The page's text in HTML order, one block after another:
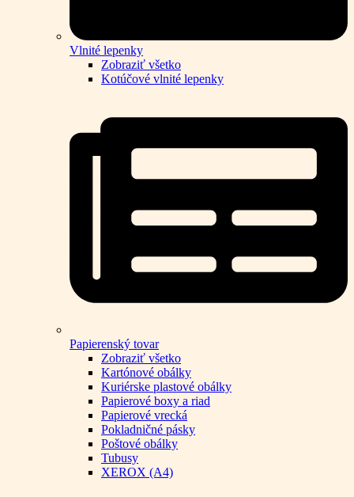
Vlnité lepenky
Zobraziť všetko
Kotúčové vlnité lepenky
Papierenský tovar
Zobraziť všetko
Kartónové obálky
Kuriérske plastové obálky
Papierové boxy a riad
Papierové vrecká
Pokladničné pásky
Poštové obálky
Tubusy
XEROX (A4)